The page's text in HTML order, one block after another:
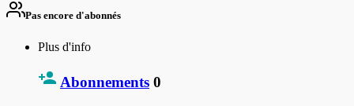
Pas encore d'abonnés
Plus d'info
Abonnements 0